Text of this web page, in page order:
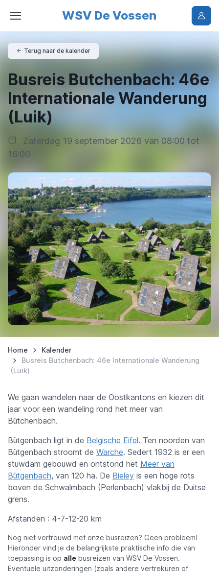
WSV De Vossen
Terug naar de kalender
Busreis Butchenbach: 46e
Internationale Wanderung
(Luik)
Zaterdag 19 september 2026 van 08:00 tot
16:00
Home
Kalender
Busreis Butchenbach: 46e Internationale Wanderung
(Luik)
We gaan wandelen naar de Oostkantons en kiezen dit
jaar voor een wandeling rond het meer van
Bütchenbach.
Bütgenbach ligt in de Belgische Eifel. Ten noorden van
Bütgenbach stroomt de Warche. Sedert 1932 is er een
stuwdam gebouwd en ontstond het Meer van
Bütgenbach, van 120 ha. De Bieley is een hoge rots
boven de Schwalmbach (Perlenbach) vlakbij de Duitse
grens.
Afstanden : 4-7-12-20 km
Nog niet vertrouwd met onze busreizen? Geen probleem!
Hieronder vind je de belangrijkste praktische info die van
toepassing is op alle busreizen van WSV De Vossen.
Eventuele uitzonderingen (zoals andere vertrekuren of